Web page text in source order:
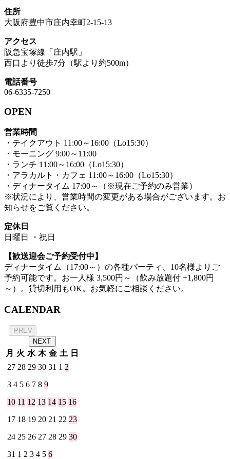
住所
大阪府豊中市庄内幸町2-15-13
アクセス
阪急宝塚線「庄内駅」
西口より徒歩7分（駅より約500m）
電話番号
06-6335-7250
OPEN
営業時間
・テイクアウト 11:00～16:00（Lo15:30）
・モーニング 9:00～11:00
・ランチ 11:00～16:00（Lo15:30）
・アラカルト・カフェ 11:00～16:00（Lo15:30）
・ディナータイム 17:00～（※現在ご予約のみ営業）
※状況により、営業時間の変更がある場合がございます。お
知らせをご覧ください。
定休日
日曜日 ・祝日
【歓送迎会ご予約受付中】
ディナータイム（17:00～）の各種パーティ、10名様よりご
予約可能です。お一人様 3,500円～（飲み放題付 +1,800円
～）。貸切利用もOK。お気軽にご相談ください。
CALENDAR
PREV
NEXT
月 火 水 木 金 土 日
27 28 29 30 31 1 2
3 4 5 6 7 8 9
10 11 12 13 14 15 16
17 18 19 20 21 22 23
24 25 26 27 28 29 30
31 1 2 3 4 5 6